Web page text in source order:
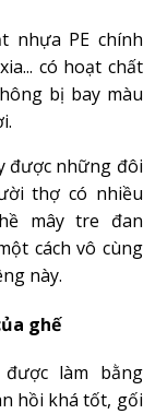
nhựa PE chính
có hoạt chất
bị bay màu
được những đôi
thợ có nhiều
mây tre đan
cách vô cùng
này.
ghế
làm bằng
hồi khá tốt, gối